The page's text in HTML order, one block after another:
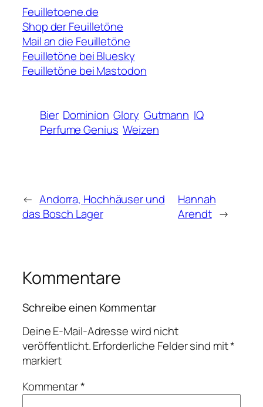
Feuilletoene.de
Shop der Feuilletöne
Mail an die Feuilletöne
Feuilletöne bei Bluesky
Feuilletöne bei Mastodon
Bier Dominion Glory Gutmann IQ
Perfume Genius Weizen
← Andorra, Hochhäuser und
das Bosch Lager
Hannah
Arendt →
Kommentare
Schreibe einen Kommentar
Deine E-Mail-Adresse wird nicht
veröffentlicht.Erforderliche Felder sind mit*
markiert
Kommentar*